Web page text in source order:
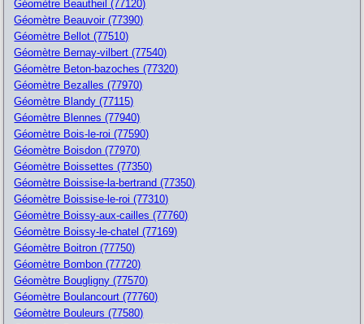
Géomètre Beautheil (77120)
Géomètre Beauvoir (77390)
Géomètre Bellot (77510)
Géomètre Bernay-vilbert (77540)
Géomètre Beton-bazoches (77320)
Géomètre Bezalles (77970)
Géomètre Blandy (77115)
Géomètre Blennes (77940)
Géomètre Bois-le-roi (77590)
Géomètre Boisdon (77970)
Géomètre Boissettes (77350)
Géomètre Boissise-la-bertrand (77350)
Géomètre Boissise-le-roi (77310)
Géomètre Boissy-aux-cailles (77760)
Géomètre Boissy-le-chatel (77169)
Géomètre Boitron (77750)
Géomètre Bombon (77720)
Géomètre Bougligny (77570)
Géomètre Boulancourt (77760)
Géomètre Bouleurs (77580)